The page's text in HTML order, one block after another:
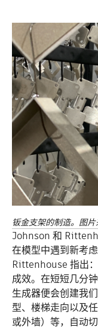
钣金支架的制造。图
Johnson 和
在模型中遇到新考
Rittenhouse 指出
成效。在短短几分
生成器便会创建我
型、楼梯走向以及
或外墙）等，自动